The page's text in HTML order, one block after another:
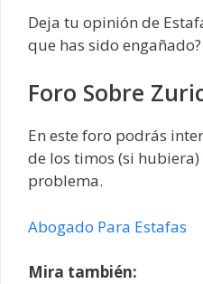
Deja tu opinión de
que has sido engañado?
Foro Sobre
En este foro podrás
de los timos (si
problema.
Abogado Para Estafas
Mira también: